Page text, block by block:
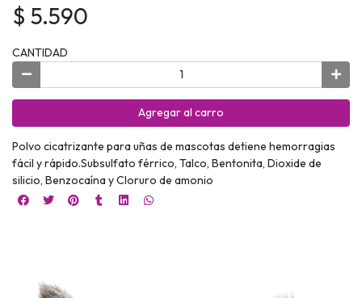
$ 5.590
CANTIDAD
Agregar al carro
Polvo cicatrizante para uñas de mascotas detiene hemorragias
fácil y rápido.Subsulfato férrico, Talco, Bentonita, Dioxide de
silicio, Benzocaína y Cloruro de amonio